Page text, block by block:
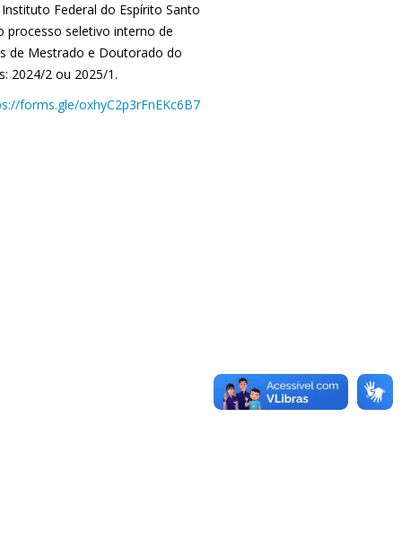
Federal do Espírito Santo
processo seletivo interno de
de Mestrado e Doutorado do
2024/2 ou 2025/1.
forms.gle/oxhyC2p3rFnEKc6B7